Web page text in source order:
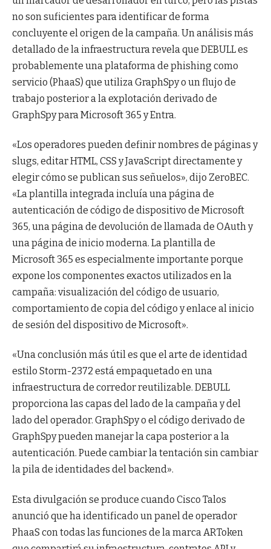
no son suficientes para identificar de forma
concluyente el origen de la campaña. Un análisis más
detallado de la infraestructura revela que DEBULL es
probablemente una plataforma de phishing como
servicio (PhaaS) que utiliza GraphSpy o un flujo de
trabajo posterior a la explotación derivado de
GraphSpy para Microsoft 365 y Entra.
«Los operadores pueden definir nombres de páginas y
slugs, editar HTML, CSS y JavaScript directamente y
elegir cómo se publican sus señuelos», dijo ZeroBEC.
«La plantilla integrada incluía una página de
autenticación de código de dispositivo de Microsoft
365, una página de devolución de llamada de OAuth y
una página de inicio moderna. La plantilla de
Microsoft 365 es especialmente importante porque
expone los componentes exactos utilizados en la
campaña: visualización del código de usuario,
comportamiento de copia del código y enlace al inicio
de sesión del dispositivo de Microsoft».
«Una conclusión más útil es que el arte de identidad
estilo Storm-2372 está empaquetado en una
infraestructura de corredor reutilizable. DEBULL
proporciona las capas del lado de la campaña y del
lado del operador. GraphSpy o el código derivado de
GraphSpy pueden manejar la capa posterior a la
autenticación. Puede cambiar la tentación sin cambiar
la pila de identidades del backend».
Esta divulgación se produce cuando Cisco Talos
anunció que ha identificado un panel de operador
PhaaS con todas las funciones de la marca ARToken